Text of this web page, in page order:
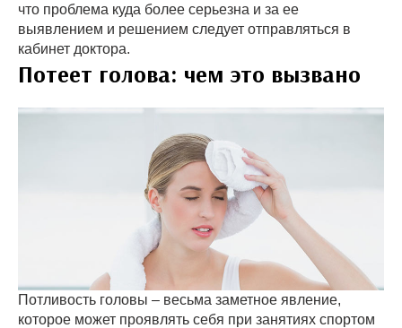
что проблема куда более серьезна и за ее
выявлением и решением следует отправляться в
кабинет доктора.
Потеет голова: чем это вызвано
Потливость головы – весьма заметное явление,
которое может проявлять себя при занятиях спортом